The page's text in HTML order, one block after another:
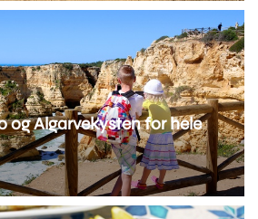
og Algarvekysten for hele